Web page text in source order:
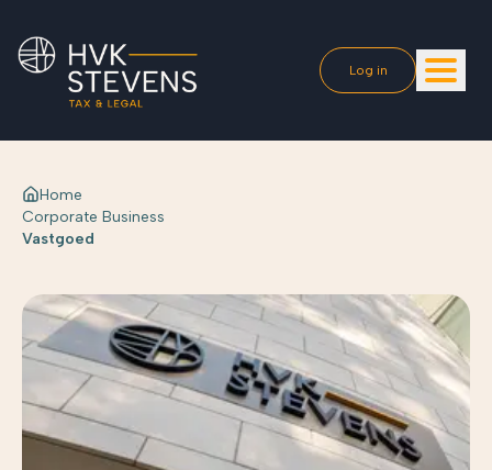
Log in
Home
Corporate Business
Vastgoed